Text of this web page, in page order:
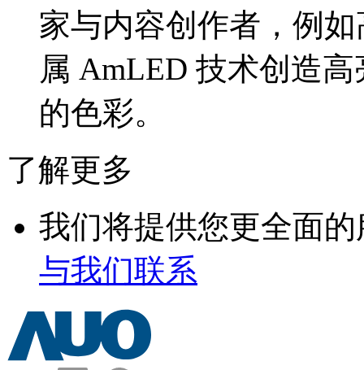
家与内容创作者，例
属 AmLED 技术创造
的色彩。
了解更多
我们将提供您更全面的
与我们联系